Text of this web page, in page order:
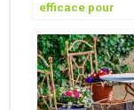
efficace pour
fourmis